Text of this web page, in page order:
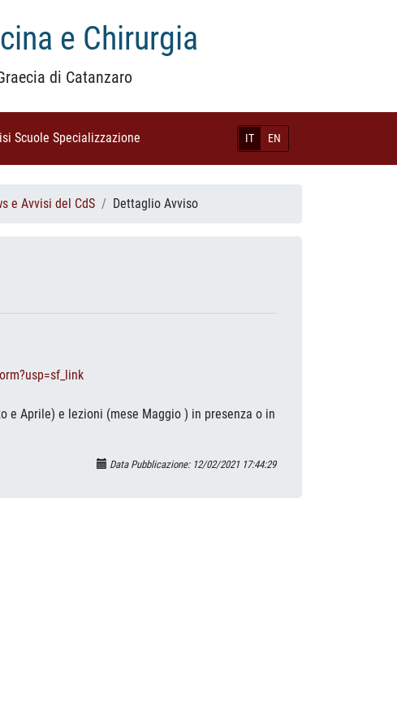
e Chirurgia
di Catanzaro
IT EN
Scuole Specializzazione
e Avvisi del CdS Dettaglio Avviso
e Aprile) e lezioni (mese Maggio ) in presenza o in
Data Pubblicazione: 12/02/2021 17:44:29